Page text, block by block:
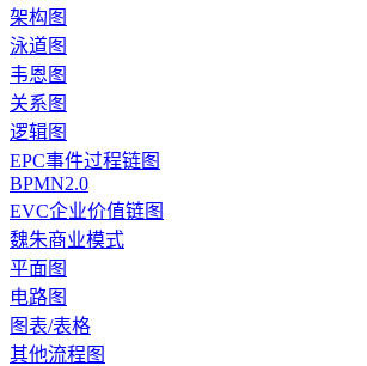
架构图
泳道图
韦恩图
关系图
逻辑图
EPC事件过程链图
BPMN2.0
EVC企业价值链图
魏朱商业模式
平面图
电路图
图表/表格
其他流程图